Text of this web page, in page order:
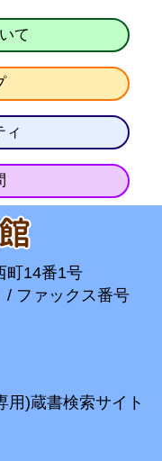
て
ィ
町14番1号
/ ファックス番号
用)蔵書検索サイト